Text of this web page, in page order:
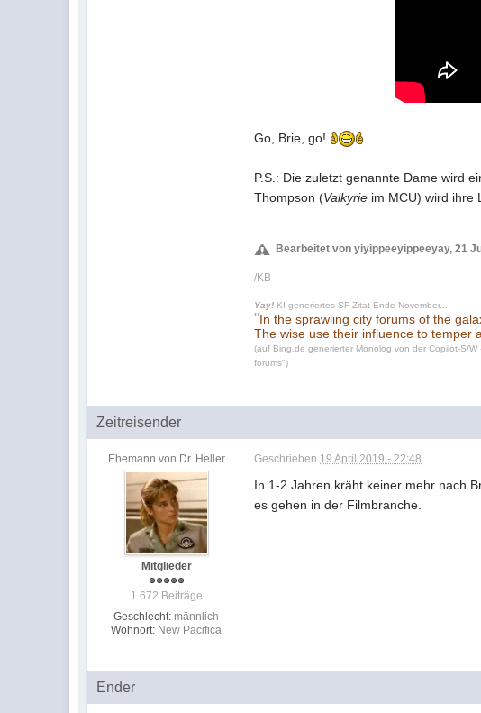
Go, Brie, go!
P.S.: Die zuletzt genannte Dame wird
Thompson (Valkyrie im MCU) wird ihre
Bearbeitet von yiyippeeyippeeyay, 21
/KB
Yay! KI-generiertes SF-Zitat Ende November...
"In the sprawling city forums of the
The wise use their influence to temper
(auf Bing.de generierter Monolog von der Copilot-S/
forums")
Zeitreisender
Ehemann von Dr. Heller
Mitglieder
1.672 Beiträge
Geschlecht: männlich
Wohnort: New Pacifica
Geschrieben 19 April 2019 - 22:48
In 1-2 Jahren kräht keiner mehr nach
es gehen in der Filmbranche.
Ender